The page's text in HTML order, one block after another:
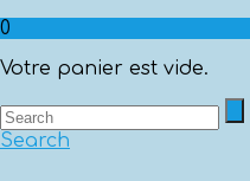
0
Votre panier est vide.
Search